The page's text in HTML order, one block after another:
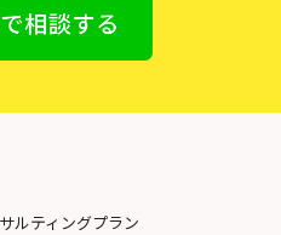
ルティングプラン